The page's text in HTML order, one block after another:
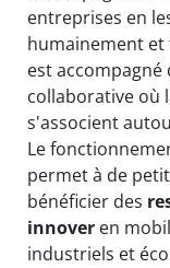
entreprises en
humainement et
est
collaborative où
s'associent
Le
permet à de
bénéficier des
innover en
industriels et